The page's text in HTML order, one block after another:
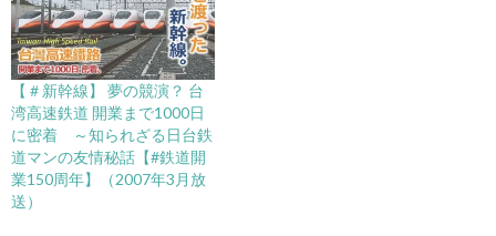
【＃新幹線】 夢の競演？ 台
湾高速鉄道 開業まで1000日
に密着 ～知られざる日台鉄
道マンの友情秘話【#鉄道開
業150周年】（2007年3月放
送）